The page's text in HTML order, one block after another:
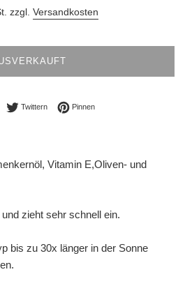
zzgl. Versandkosten
Facebook teilen
TwitternAuf Twitter twittern
PinnenAuf Pinterest pinnen
Vitamin E,Oliven- und
zieht sehr schnell ein.
bis zu 30x länger in der Sonne